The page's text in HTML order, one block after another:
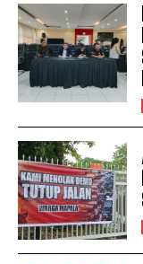
I've read and
See also Hanya 4
Kuasa Hukum
KI Sulsel